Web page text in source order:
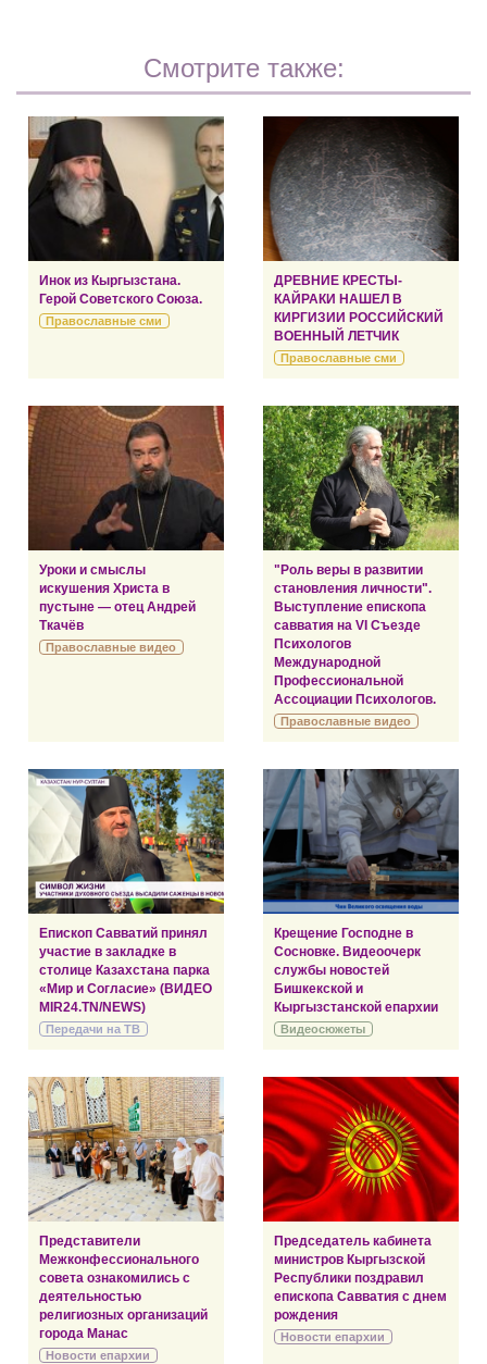
Смотрите также:
Инок из Кыргызстана.
Герой Советского Союза.
Православные сми
ДРЕВНИЕ КРЕСТЫ-
КАЙРАКИ НАШЕЛ В
КИРГИЗИИ РОССИЙСКИЙ
ВОЕННЫЙ ЛЕТЧИК
Православные сми
Уроки и смыслы
искушения Христа в
пустыне — отец Андрей
Ткачёв
Православные видео
"Роль веры в развитии
становления личности".
Выступление епископа
савватия на VI Съезде
Психологов
Международной
Профессиональной
Ассоциации Психологов.
Православные видео
Епископ Савватий принял
участие в закладке в
столице Казахстана парка
«Мир и Согласие» (ВИДЕО
MIR24.TN/NEWS)
Передачи на ТВ
Крещение Господне в
Сосновке. Видеоочерк
службы новостей
Бишкекской и
Кыргызстанской епархии
Видеосюжеты
Представители
Межконфессионального
совета ознакомились с
деятельностью
религиозных организаций
города Манас
Новости епархии
Председатель кабинета
министров Кыргызской
Республики поздравил
епископа Савватия с днем
рождения
Новости епархии